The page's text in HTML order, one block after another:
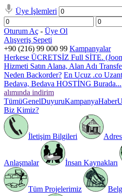
Üye İşlemleri
Oturum Aç - Üye Ol
Alışveriş Sepeti
+90 (216) 99 000 99 Kampanyalar
Herkese ÜCRETSİZ Full SİTE.
Hizmeti Satın Alana, Alan Adı
Neden Backorder? En Ucuz .co
Bedava, Bedava HOSTİNG Burada...
alımında indirim
TümüGenelDuyuruKampanyaHaber
Biz Kimiz?
İletişim Bilgileri
Anlaşmalar İnsan Kaynakları
Tüm Projelerimiz